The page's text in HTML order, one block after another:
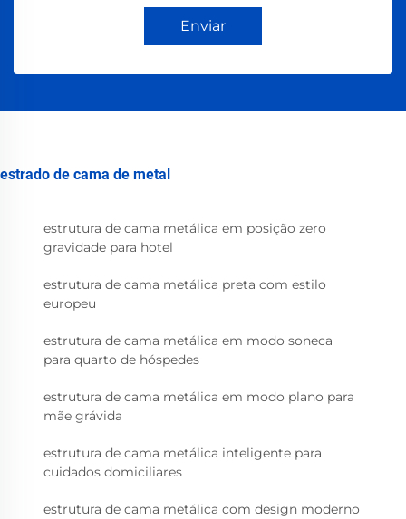
Enviar
estrado de cama de metal
estrutura de cama metálica em posição zero
gravidade para hotel
estrutura de cama metálica preta com estilo
europeu
estrutura de cama metálica em modo soneca
para quarto de hóspedes
estrutura de cama metálica em modo plano para
mãe grávida
estrutura de cama metálica inteligente para
cuidados domiciliares
estrutura de cama metálica com design moderno